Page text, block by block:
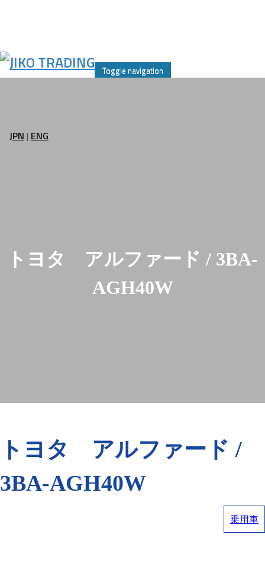
Skip
content
Toggle navigation
JPN | ENG
トヨタ アルファード / 3BA-
AGH40W
トヨタ アルファード /
3BA-AGH40W
乗用車